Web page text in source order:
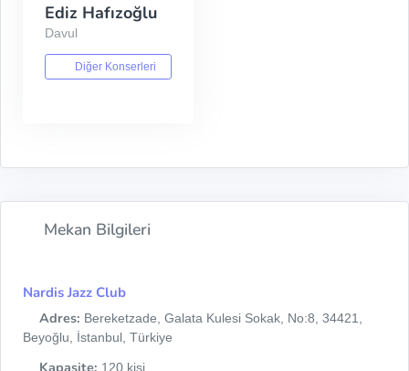
Ediz Hafızoğlu
Davul
Diğer Konserleri
Mekan Bilgileri
Nardis Jazz Club
Adres: Bereketzade, Galata Kulesi Sokak, No:8, 34421,
Beyoğlu, İstanbul, Türkiye
120 kişi